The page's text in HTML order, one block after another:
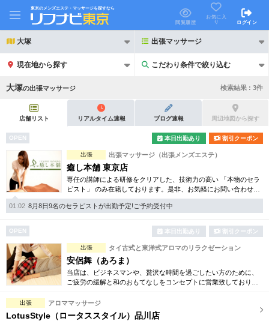
東京のメンズエステ・マッサージを探すなら
閲覧履歴
お気に入
り
ログイン
大塚 出張マッサージ
現在地から探す こだわり条件で絞り込む
こだわり条件で絞り込む
21時以降も受付 24時以降も受付
初回割引あり リピーター割引あり
団体割引 ポイントカード有
キャッシュレス決済OK 領収証発行可
2名様歓迎 団体様歓迎
完全個室 半個室あり
フットバスあり 岩盤浴あり
大塚の出張マッサージ 検索結果 : 3件
店舗リスト リアルタイム速報 ブログ速報 周辺地図から探す
OPEN 本日出勤あり 割引クーポン
出張 出張マッサージ（出張メンズエステ）
癒し本舗 東京店
専任の講師による研修をクリアした、技術力の高い 「本物のセラ
ピスト」 のみ在籍しております。是非、お気軽にお問い合わせく
ださい！
01:02 8月8日9名のセラピストが出勤予定!ご予約受付中
OPEN 本日出勤あり 割引クーポン
出張 タイ古式と東洋式アロマのリラクゼーション
安侶舞（あろま）
当店は、ビジネスマンや、贅沢な時間を過ごしたい方のために、
ご疲労の緩解と和のおもてなしをコンセプトに営業致しておりま
る女性スタッフです。
出張 アロママッサージ
LotusStyle（ロータススタイル）品川店